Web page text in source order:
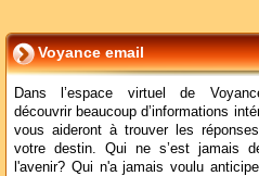
Voyance email
Dans l’espace virtuel de
découvrir beaucoup d’informations
vous aideront à trouver les
votre destin. Qui ne s’est jamais
l'avenir? Qui n'a jamais voulu